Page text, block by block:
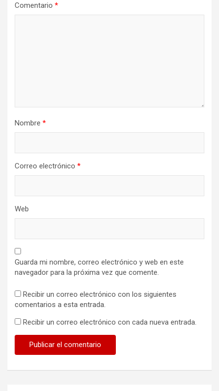
Comentario *
Nombre *
Correo electrónico *
Web
Guarda mi nombre, correo electrónico y web en este
navegador para la próxima vez que comente.
Recibir un correo electrónico con los siguientes
comentarios a esta entrada.
Recibir un correo electrónico con cada nueva entrada.